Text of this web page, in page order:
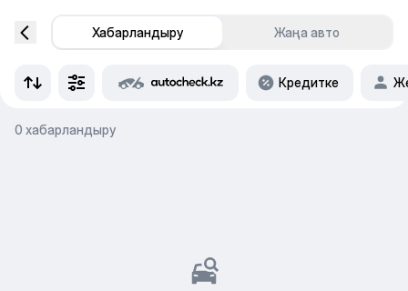
Хабарландыру Жаңа авто
Кредитке
0 хабарландыру